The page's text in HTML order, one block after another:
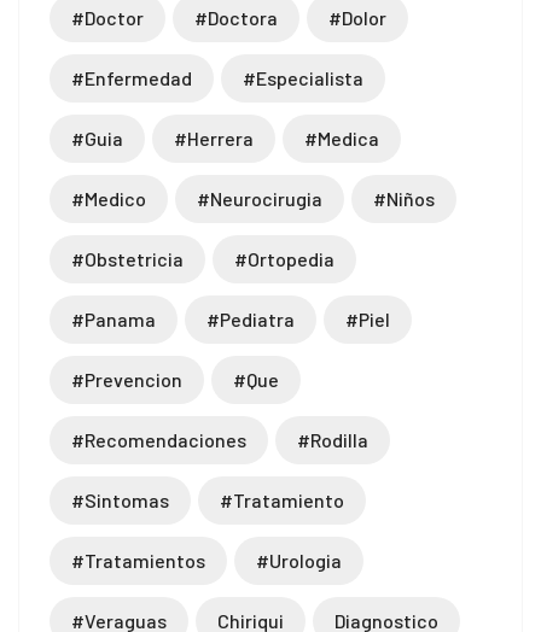
#doctor #doctora #dolor
#enfermedad #especialista
#guia #herrera #medica
#medico #neurocirugia #niños
#obstetricia #ortopedia
#panama #pediatra #piel
#prevencion #que
#recomendaciones #rodilla
#sintomas #tratamiento
#tratamientos #urologia
#veraguas Chiriqui Diagnostico